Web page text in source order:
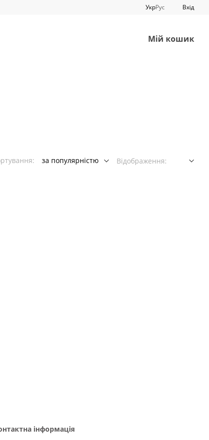
УкрРус Вхід
Мій кошик
за популярністю Відображення:
інформація